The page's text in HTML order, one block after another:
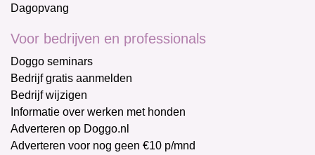
Dagopvang
Voor bedrijven en professionals
Doggo seminars
Bedrijf gratis aanmelden
Bedrijf wijzigen
Informatie over werken met honden
Adverteren op Doggo.nl
Adverteren voor nog geen €10 p/mnd